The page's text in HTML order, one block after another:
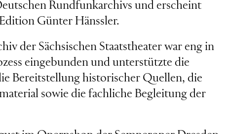
Rundfunkarchivs und erscheint
Günter Hänssler.
der Sächsischen Staatstheater war eng in
eingebunden und unterstützte die
Bereitstellung historischer Quellen, die
sowie die fachliche Begleitung der